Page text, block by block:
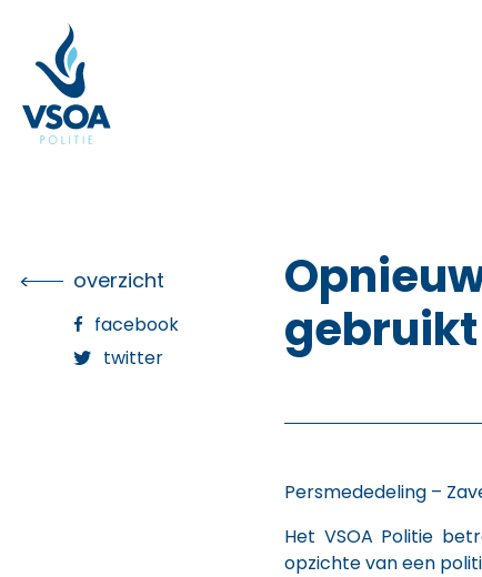
content
overzicht
facebook
twitter
Persmededeling –
Het VSOA Politie
opzichte van een